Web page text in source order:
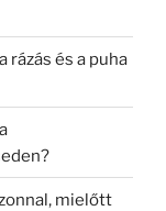
rázás és a puha
mielőtt